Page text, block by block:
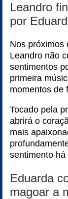
Leandro
por
Nos próximos
Leandro não
sentimentos
primeira
momentos de
Tocado pela
abrirá o
mais
sentimento
Eduarda
magoar a